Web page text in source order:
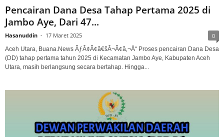
Pencairan Dana Desa Tahap Pertama 2025 di
Jambo Aye, Dari 47...
Hasanuddin - 17 Maret 2025 0
Aceh Utara, Buana.News ÃƒÂ¢Ã¢â€šÂ¬Ã¢â‚¬Å“ Proses pencairan Dana Desa
(DD) tahap pertama tahun 2025 di Kecamatan Jambo Aye, Kabupaten Aceh
Utara, masih berlangsung secara bertahap. Hingga...